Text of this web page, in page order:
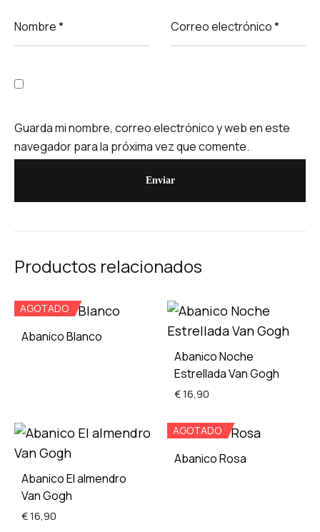
Nombre* Correo electrónico*
Guarda mi nombre, correo electrónico y web en este
navegador para la próxima vez que comente.
Productos relacionados
AGOTADO
Abanico Blanco
Abanico Noche
Estrellada Van Gogh
€16,90
Abanico El almendro
Van Gogh
€16,90
AGOTADO
Abanico Rosa